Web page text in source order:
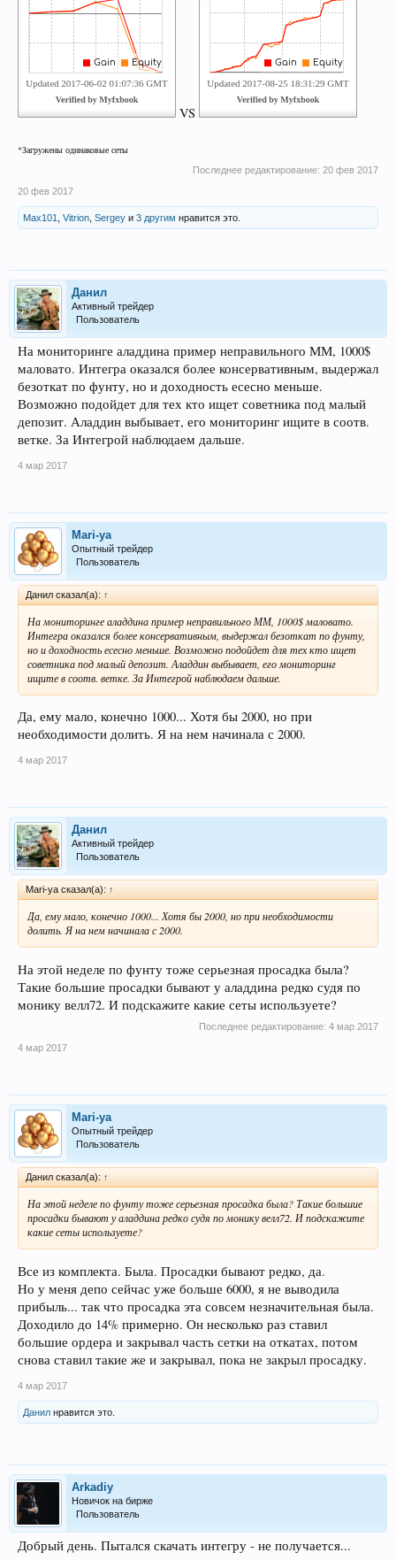
VS
*Загружены одинаковые сеты
Последнее редактирование: 20 фев 2017
20 фев 2017
Max101 Vitrion Sergey и 3 другим нравится это.
Данил
Активный трейдер
Пользователь
На мониторинге аладдина пример неправильного ММ, 1000$
маловато. Интегра оказался более консервативным, выдержал
безоткат по фунту, но и доходность есесно меньше.
Возможно подойдет для тех кто ищет советника под малый
депозит. Аладдин выбывает, его мониторинг ищите в соотв.
ветке. За Интегрой наблюдаем дальше.
4 мар 2017
Mari-ya
Опытный трейдер
Пользователь
Данил сказал(а): ↑
На мониторинге аладдина пример неправильного ММ, 1000$ маловато.
Интегра оказался более консервативным, выдержал безоткат по фунту,
но и доходность есесно меньше. Возможно подойдет для тех кто ищет
советника под малый депозит. Аладдин выбывает, его мониторинг
ищите в соотв. ветке. За Интегрой наблюдаем дальше.
Да, ему мало, конечно 1000... Хотя бы 2000, но при
необходимости долить. Я на нем начинала с 2000.
4 мар 2017
Данил
Активный трейдер
Пользователь
Mari-ya сказал(а): ↑
Да, ему мало, конечно 1000... Хотя бы 2000, но при необходимости
долить. Я на нем начинала с 2000.
На этой неделе по фунту тоже серьезная просадка была?
Такие большие просадки бывают у аладдина редко судя по
монику велл72. И подскажите какие сеты используете?
Последнее редактирование: 4 мар 2017
4 мар 2017
Mari-ya
Опытный трейдер
Пользователь
Данил сказал(а): ↑
На этой неделе по фунту тоже серьезная просадка была? Такие большие
просадки бывают у аладдина редко судя по монику велл72. И подскажите
какие сеты используете?
Все из комплекта. Была. Просадки бывают редко, да.
Но у меня депо сейчас уже больше 6000, я не выводила
прибыль... так что просадка эта совсем незначительная была.
Доходило до 14% примерно. Он несколько раз ставил
большие ордера и закрывал часть сетки на откатах, потом
снова ставил такие же и закрывал, пока не закрыл просадку.
4 мар 2017
Данил нравится это.
Arkadiy
Новичок на бирже
Пользователь
Добрый день. Пытался скачать интегру - не получается...